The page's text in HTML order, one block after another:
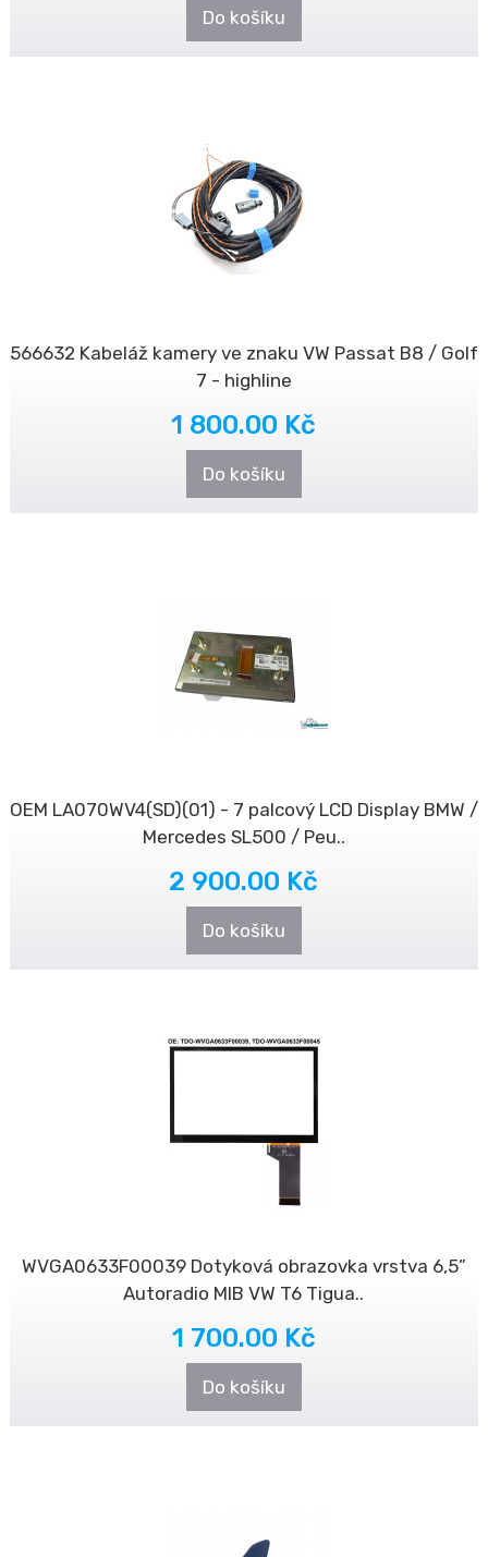
Do košíku
566632 Kabeláž kamery ve znaku VW Passat B8 / Golf
7 - highline
1 800.00 Kč
Do košíku
OEM LA070WV4(SD)(01) - 7 palcový LCD Display BMW /
Mercedes SL500 / Peu..
2 900.00 Kč
Do košíku
WVGA0633F00039 Dotyková obrazovka vrstva 6,5”
Autoradio MIB VW T6 Tigua..
1 700.00 Kč
Do košíku